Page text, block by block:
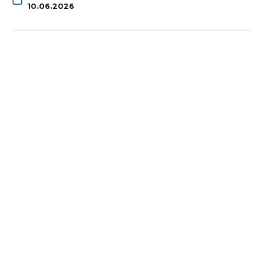
10.06.2026